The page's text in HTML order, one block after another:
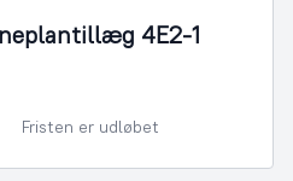
4E2-1
Fristen er udløbet